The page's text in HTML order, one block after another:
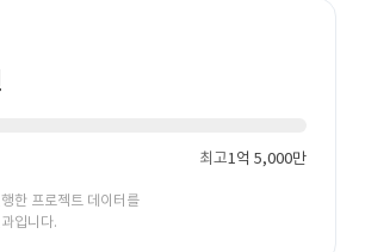
최고1억 5,000만
한 프로젝트 데이터를
입니다.